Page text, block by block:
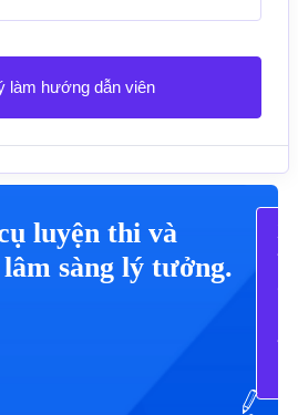
làm hướng dẫn viên
luyện thi và
sàng lý tưởng.